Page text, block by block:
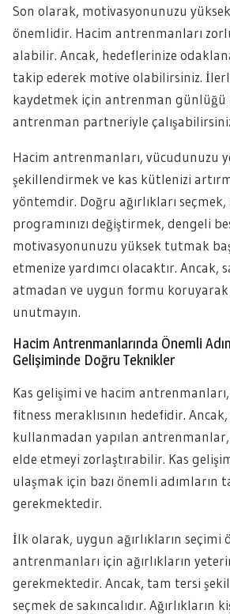
Son olarak, motivasyonunuzu
önemlidir. Hacim antrenmanları
alabilir. Ancak, hedeflerinize
takip ederek motive olabilirsiniz.
kaydetmek için antrenman
antrenman partneriyle
Hacim antrenmanları, vücudunuzu
şekillendirmek ve kas kütlenizi
yöntemdir. Doğru ağırlıkları
programınızı değiştirmek, dengeli
motivasyonunuzu yüksek tutmak
etmenize yardımcı olacaktır. Ancak,
atmadan ve uygun formu
unutmayın.
Hacim Antrenmanlarında Önemli
Gelişiminde Doğru Teknikler
Kas gelişimi ve hacim
fitness meraklısının hedefidir.
kullanmadan yapılan
elde etmeyi zorlaştırabilir. Kas
ulaşmak için bazı önemli adımların
gerekmektedir.
İlk olarak, uygun ağırlıkların seçimi
antrenmanları için ağırlıkların
gerekmektedir. Ancak, tam tersi
seçmek de sakıncalıdır. Ağırlıkların